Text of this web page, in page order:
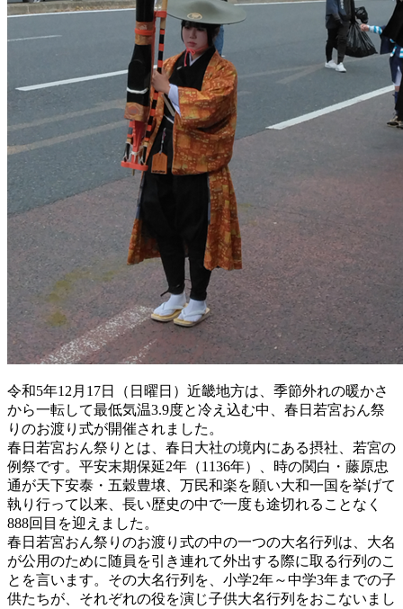
令和5年12月17日（日曜日）近畿地方は、季節外れの暖かさ
から一転して最低気温3.9度と冷え込む中、春日若宮おん祭
りのお渡り式が開催されました。
春日若宮おん祭りとは、春日大社の境内にある摂社、若宮の
例祭です。平安末期保延2年（1136年）、時の関白・藤原忠
通が天下安泰・五穀豊壌、万民和楽を願い大和一国を挙げて
執り行って以来、長い歴史の中で一度も途切れることなく
888回目を迎えました。
春日若宮おん祭りのお渡り式の中の一つの大名行列は、大名
が公用のために随員を引き連れて外出する際に取る行列のこ
とを言います。その大名行列を、小学2年～中学3年までの子
供たちが、それぞれの役を演じ子供大名行列をおこないまし